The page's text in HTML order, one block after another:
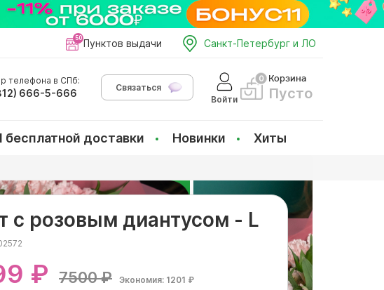
Пунктов выдачи Санкт-Петербург и ЛО
телефона в СПб:
666-5-666
Связаться
Войти
Корзина
Пусто
доставки Новинки Хиты
с розовым диантусом - L
₽ 7500 ₽ Экономия: 1201 ₽